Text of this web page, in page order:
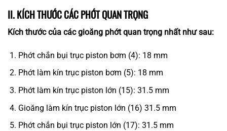
II. KÍCH THƯỚC CÁC PHỚT QUAN TRỌNG
Kích thước của các gioăng phớt quan trọng nhất như sau:
Phớt chắn bụi trục piston bơm (4): 18 mm
Phớt làm kín trục piston bơm (5): 18 mm
Phớt làm kín trục piston lớn (15): 31.5 mm
Gioăng làm kín trục piston lớn (16) 31.5 mm
Phớt chắn bụi trục piston lớn (17): 31.5 mm